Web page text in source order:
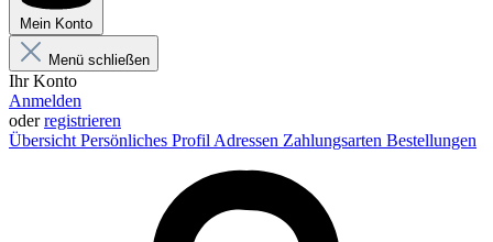
Mein Konto
Menü schließen
Ihr Konto
Anmelden
oderregistrieren
Übersicht Persönliches Profil Adressen Zahlungsarten Bestellungen